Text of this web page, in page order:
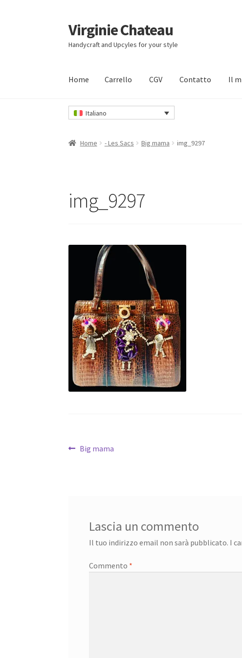
Vai
alla
navigazione
Vai
al
contenuto
Virginie Chateau
Handycraft and Upcyles for your style
Home Carrello CGV Contatto Il
HomeCarrello ContattoIl mio account
Italiano
Home - Les Sacs Big mama img_9297
img_9297
Navigazione
Articolo
Big mama
Lascia un commento
Il tuo indirizzo email non sarà pubblicato. I
Commento *